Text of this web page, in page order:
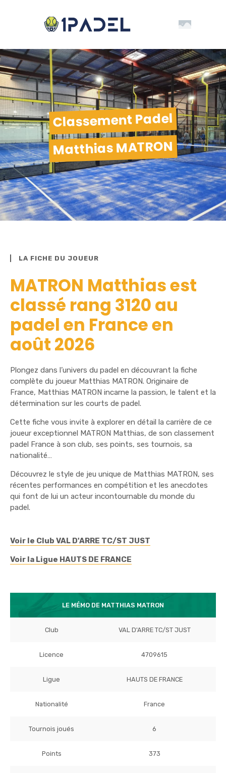
Classement Padel
Matthias MATRON
LA FICHE DU JOUEUR
MATRON Matthias est
classé rang 3120 au
padel en France en
août 2026
Plongez dans l’univers du padel en découvrant la fiche
complète du joueur Matthias MATRON. Originaire de
France, Matthias MATRON incarne la passion, le talent et la
détermination sur les courts de padel.
Cette fiche vous invite à explorer en détail la carrière de ce
joueur exceptionnel MATRON Matthias, de son classement
padel France à son club, ses points, ses tournois, sa
nationalité…
Découvrez le style de jeu unique de Matthias MATRON, ses
récentes performances en compétition et les anecdotes
qui font de lui un acteur incontournable du monde du
padel.
Voir le Club VAL D'ARRE TC/ST JUST
Voir la Ligue HAUTS DE FRANCE
LE MÉMO DE MATTHIAS MATRON
Club VAL D'ARRE TC/ST JUST
Licence 4709615
Ligue HAUTS DE FRANCE
Nationalité France
Tournois joués 6
Points 373